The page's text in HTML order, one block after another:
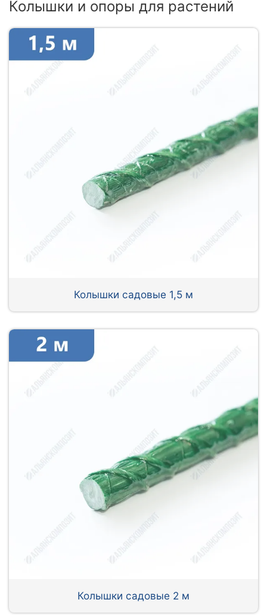
Колышки и опоры для растений
Колышки садовые 1,5 м
Колышки садовые 2 м